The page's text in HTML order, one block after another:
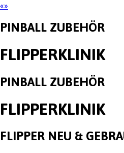
«»
PINBALL ZUBEHÖR
FLIPPERKLINIK
PINBALL ZUBEHÖR
FLIPPERKLINIK
FLIPPER NEU &